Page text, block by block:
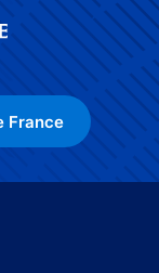
France